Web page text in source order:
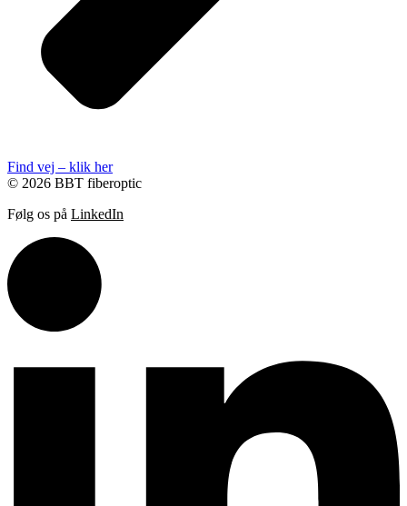
Find vej – klik her
© 2026 BBT fiberoptic
Følg os på LinkedIn